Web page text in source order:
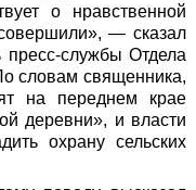
о нравственной
— сказал
пресс-службы Отдела
словам священника,
на переднем крае
деревни», и власти
охрану сельских